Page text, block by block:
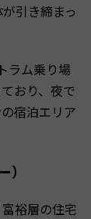
引き締まっ
ラム乗り場
おり、夜で
宿泊エリア
裕層の住宅